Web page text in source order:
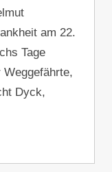
am 22.
Tage
Dyck,